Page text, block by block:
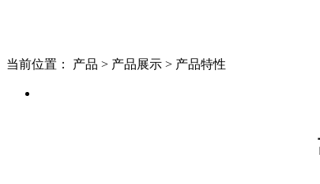
当前位置： 产品 > 产品展示 > 产品特性